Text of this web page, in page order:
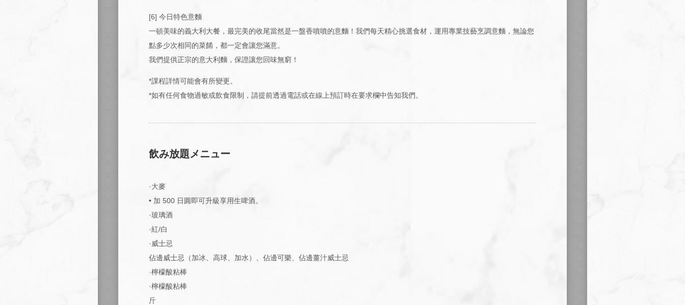
[6] 今日特色意麵
一頓美味的義大利大餐，最完美的收尾當然是一盤香噴噴的意麵！我們每天精心挑選食材，運用專業技藝烹調意麵，無論您
點多少次相同的菜餚，都一定會讓您滿意。
我們提供正宗的意大利麵，保證讓您回味無窮！
*課程詳情可能會有所變更。
*如有任何食物過敏或飲食限制，請提前透過電話或在線上預訂時在要求欄中告知我們。
飲み放題メニュー
·大麥
• 加 500 日圓即可升級享用生啤酒。
·玻璃酒
·紅/白
·威士忌
佔邊威士忌（加冰、高球、加水）、佔邊可樂、佔邊薑汁威士忌
·檸檬酸粘棒
·檸檬酸粘棒
斤